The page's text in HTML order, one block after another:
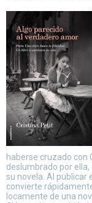
haberse cruzado con
deslumbrado por
su novela. Al publicar
convierte
locamente de una